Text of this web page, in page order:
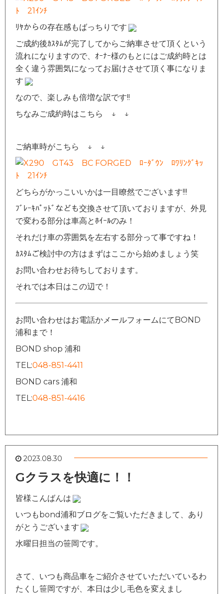
ﾘﾔからの存在感もばっちりです
ご成約後ｶｽﾀﾑが完了してからご納車させて頂くという
流れになりますので、ｵｰﾅｰ様のもとにはご成約時とは
全く違う雰囲気になってお届けさせて頂く事になりま
す
なので、楽しみも倍増な訳です!!
ちなみご成約時はこちら ↓ ↓
ご納車時がこちら ↓ ↓
どちらがかっこいいかは一目瞭然でございます!!!
ﾌﾞﾚｰｷﾊﾟｯﾄﾞなども交換させて頂いておりますが、外見
で変わる部分は車高とﾎｲｰﾙのみ！
それだけ車の雰囲気を左右する部分って事ですね！
ｶｽﾀﾑご検討中の方はまずはここから始めましょう笑
お問い合わせお待ちしております。
それでは本日はこの辺で！
お問い合わせはお電話かメールフォームにてBOND
浦和まで！
BOND shop 浦和
TEL:048-851-4411
BOND cars 浦和
TEL:048-851-4416
2023.08.30
Gクラスを快適に！！
皆様こんばんは
いつもbond浦和ブログをご覧いただきまして、あり
がとうございます
水曜日担当の笹岡です。
さて、いつも商品車をご紹介させていただいているわ
たくし笹岡ですが、本日は少し毛色を変えまし